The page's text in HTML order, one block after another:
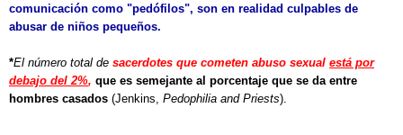
comunicación como "pedófilos", son en realidad culpables de
abusar de niños pequeños.
*El número total de sacerdotes que cometen abuso sexual está por
debajo del 2%, que es semejante al porcentaje que se da entre
hombres casados (Jenkins, Pedophilia and Priests).